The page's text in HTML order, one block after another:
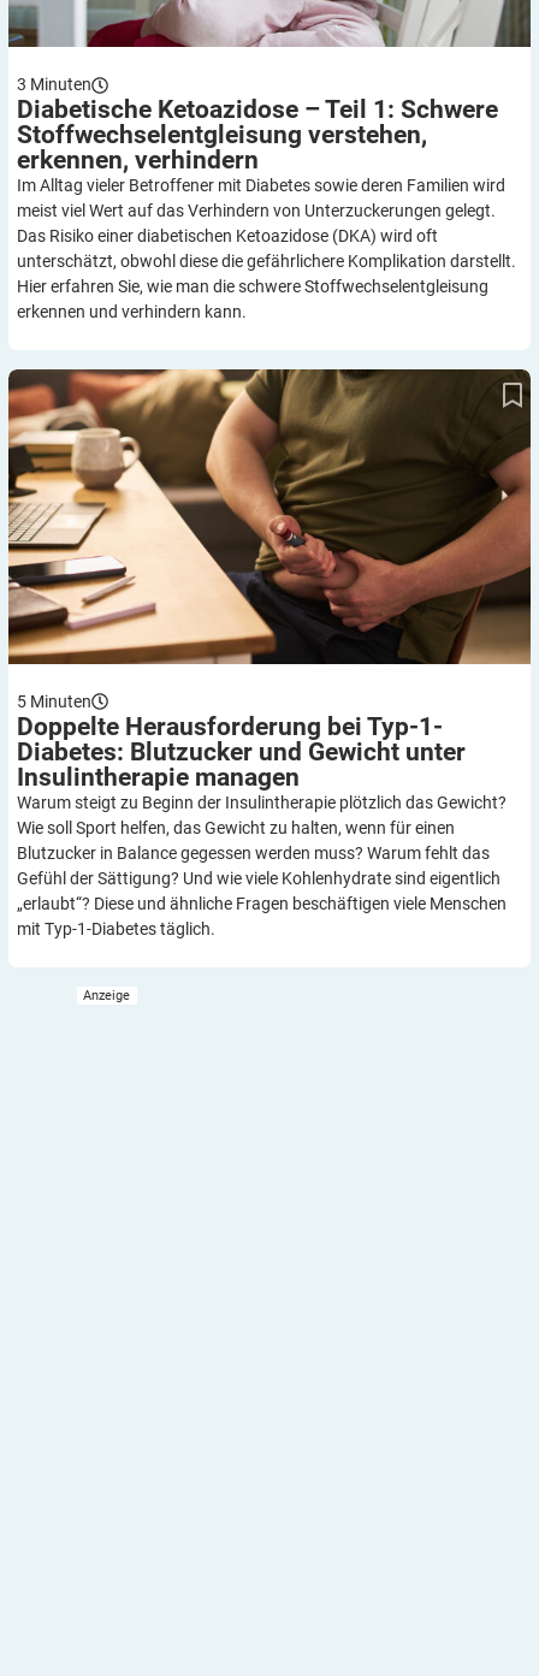
3 Minuten
Diabetische Ketoazidose – Teil 1: Schwere
Stoffwechselentgleisung verstehen,
erkennen, verhindern
Im Alltag vieler Betroffener mit Diabetes sowie deren Familien wird
meist viel Wert auf das Verhindern von Unterzuckerungen gelegt.
Das Risiko einer diabetischen Ketoazidose (DKA) wird oft
unterschätzt, obwohl diese die gefährlichere Komplikation darstellt.
Hier erfahren Sie, wie man die schwere Stoffwechselentgleisung
erkennen und verhindern kann.
Doppelte Herausforderung bei Typ-1-Diabetes: Blutzucker und
Gewicht unter Insulintherapie managen
5 Minuten
Doppelte Herausforderung bei Typ-1-
Diabetes: Blutzucker und Gewicht unter
Insulintherapie managen
Warum steigt zu Beginn der Insulintherapie plötzlich das Gewicht?
Wie soll Sport helfen, das Gewicht zu halten, wenn für einen
Blutzucker in Balance gegessen werden muss? Warum fehlt das
Gefühl der Sättigung? Und wie viele Kohlenhydrate sind eigentlich
„erlaubt“? Diese und ähnliche Fragen beschäftigen viele Menschen
mit Typ-1-Diabetes täglich.